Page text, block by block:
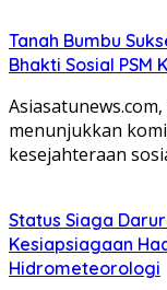
Tanah Bumbu
Bhakti Sosial PSM
menunjukkan
kesejahteraan
Status Siaga
Kesiapsiagaan
Hidrometeorologi